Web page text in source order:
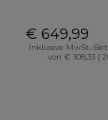
€ 649,99
Inklusive MwSt.-
von € 108,33 (